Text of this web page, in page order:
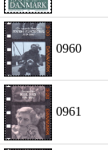
0960
0961